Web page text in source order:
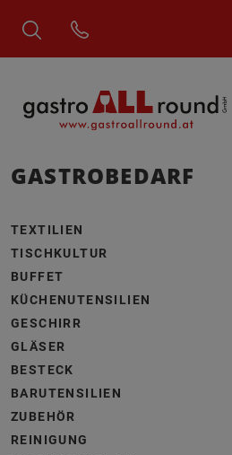
GASTROBEDARF
TEXTILIEN
TISCHKULTUR
BUFFET
KÜCHENUTENSILIEN
GESCHIRR
GLÄSER
BESTECK
BARUTENSILIEN
ZUBEHÖR
REINIGUNG